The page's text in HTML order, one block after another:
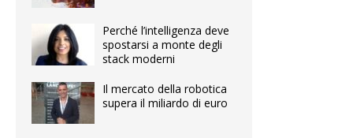
Perché l’intelligenza deve
spostarsi a monte degli
stack moderni
Il mercato della robotica
supera il miliardo di euro